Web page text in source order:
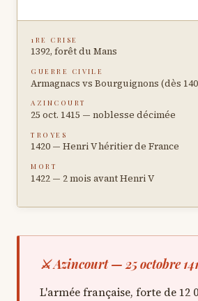
1RE CRISE
1392, forêt du Mans
GUERRE CIVILE
Armagnacs vs Bourguignons (dès
AZINCOURT
25 oct. 1415 — noblesse décimée
TROYES
1420 — Henri V héritier de France
MORT
1422 — 2 mois avant Henri V
⚔ Azincourt — 25 octobre
L'armée française, forte de 12